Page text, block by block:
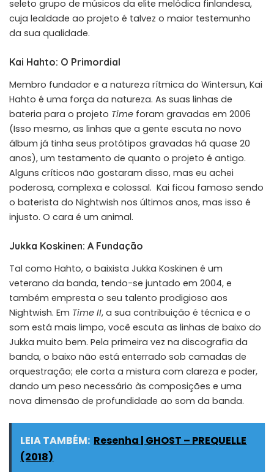
seleto grupo de músicos da elite melódica finlandesa,
cuja lealdade ao projeto é talvez o maior testemunho
da sua qualidade.
Kai Hahto: O Primordial
Membro fundador e a natureza rítmica do Wintersun, Kai
Hahto é uma força da natureza. As suas linhas de
bateria para o projeto Time foram gravadas em 2006
(Isso mesmo, as linhas que a gente escuta no novo
álbum já tinha seus protótipos gravadas há quase 20
anos), um testamento de quanto o projeto é antigo.
Alguns críticos não gostaram disso, mas eu achei
poderosa, complexa e colossal. Kai ficou famoso sendo
o baterista do Nightwish nos últimos anos, mas isso é
injusto. O cara é um animal.
Jukka Koskinen: A Fundação
Tal como Hahto, o baixista Jukka Koskinen é um
veterano da banda, tendo-se juntado em 2004, e
também empresta o seu talento prodigioso aos
Nightwish. Em Time II, a sua contribuição é técnica e o
som está mais limpo, você escuta as linhas de baixo do
Jukka muito bem. Pela primeira vez na discografia da
banda, o baixo não está enterrado sob camadas de
orquestração; ele corta a mistura com clareza e poder,
dando um peso necessário às composições e uma
nova dimensão de profundidade ao som da banda.
LEIA TAMBÉM: Resenha | GHOST – PREQUELLE
(2018)